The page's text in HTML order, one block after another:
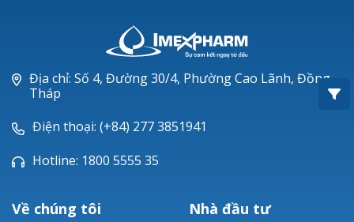
Piperacillin
Ticarlinat®
Zobacta®
Bacsulfo®
Địa chỉ: Số 4, Đường 30/4, Phường Cao Lãnh, Đồng
Tháp
Điện thoại: (+84) 277 3851941
Hotline: 1800 5555 35
Về chúng tôi Nhà đầu tư